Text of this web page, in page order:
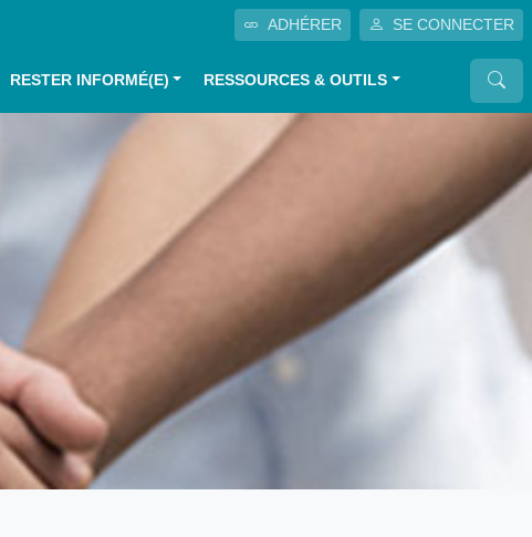
ADHÉRER SE CONNECTER
RESTER INFORMÉ(E) RESSOURCES & OUTILS